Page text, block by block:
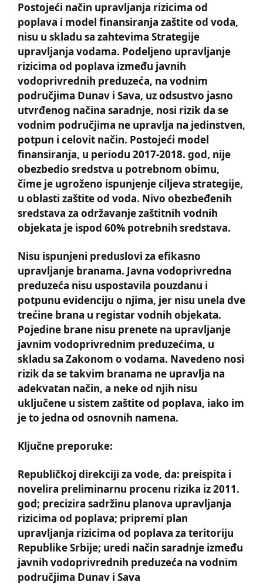
Postojeći način upravlјanja rizicima od
poplava i model finansiranja zaštite od voda,
nisu u skladu sa zahtevima Strategije
upravlјanja vodama. Podelјeno upravlјanje
rizicima od poplava između javnih
vodoprivrednih preduzeća, na vodnim
područjima Dunav i Sava, uz odsustvo jasno
utvrđenog načina saradnje, nosi rizik da se
vodnim područjima ne upravlјa na jedinstven,
potpun i celovit način. Postojeći model
finansiranja, u periodu 2017-2018. god, nije
obezbedio sredstva u potrebnom obimu,
čime je ugroženo ispunjenje cilјeva strategije,
u oblasti zaštite od voda. Nivo obezbeđenih
sredstava za održavanje zaštitnih vodnih
objekata je ispod 60% potrebnih sredstava.
Nisu ispunjeni preduslovi za efikasno
upravlјanje branama. Javna vodoprivredna
preduzeća nisu uspostavila pouzdanu i
potpunu evidenciju o njima, jer nisu unela dve
trećine brana u registar vodnih objekata.
Pojedine brane nisu prenete na upravlјanje
javnim vodoprivrednim preduzećima, u
skladu sa Zakonom o vodama. Navedeno nosi
rizik da se takvim branama ne upravlјa na
adekvatan način, a neke od njih nisu
uklјučene u sistem zaštite od poplava, iako im
je to jedna od osnovnih namena.
Klјučne preporuke:
Republičkoj direkciji za vode, da: preispita i
novelira preliminarnu procenu rizika iz 2011.
god; precizira sadržinu planova upravlјanja
rizicima od poplava; pripremi plan
upravlјanja rizicima od poplava za teritoriju
Republike Srbije; uredi način saradnje između
javnih vodoprivrednih preduzeća na vodnim
područjima Dunav i Sava